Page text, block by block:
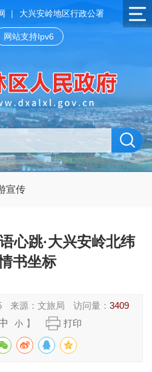
| 大兴安岭地区行政公署
网站支持Ipv6
宣传
心跳·大兴安岭北纬
书坐标
来源：文旅局 访问量：3409
小 】 打印